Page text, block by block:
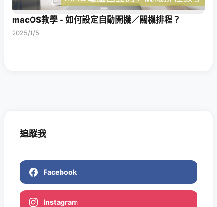
macOS教學 - 如何設定自動開機／關機排程？
2025/1/5
追蹤我
Facebook
Instagram